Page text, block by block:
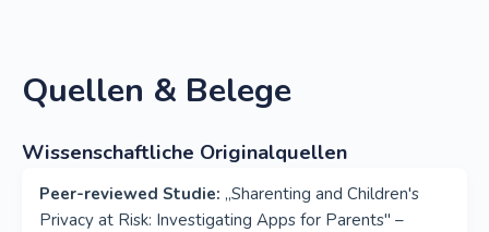
Quellen & Belege
Wissenschaftliche Originalquellen
Peer-reviewed Studie: „Sharenting and Children's
Privacy at Risk: Investigating Apps for Parents" –